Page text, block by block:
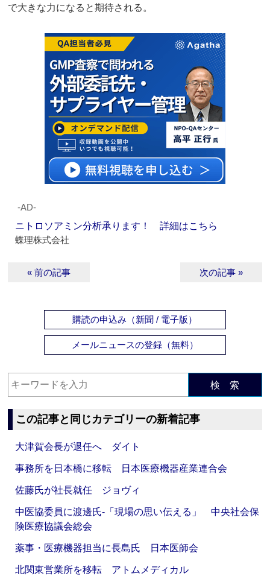
で大きな力になると期待される。
‐AD‐
ニトロソアミン分析承ります！ 詳細はこちら
蝶理株式会社
« 前の記事 次の記事 »
購読の申込み（新聞 / 電子版）
メールニュースの登録（無料）
検 索
この記事と同じカテゴリーの新着記事
大津賀会長が退任へ ダイト
事務所を日本橋に移転 日本医療機器産業連合会
佐藤氏が社長就任 ジョヴィ
中医協委員に渡邊氏‐「現場の思い伝える」 中央社会保
険医療協議会総会
薬事・医療機器担当に長島氏 日本医師会
北関東営業所を移転 アトムメディカル